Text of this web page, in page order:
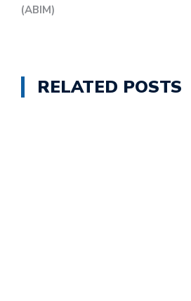
(ABIM)
RELATED POSTS